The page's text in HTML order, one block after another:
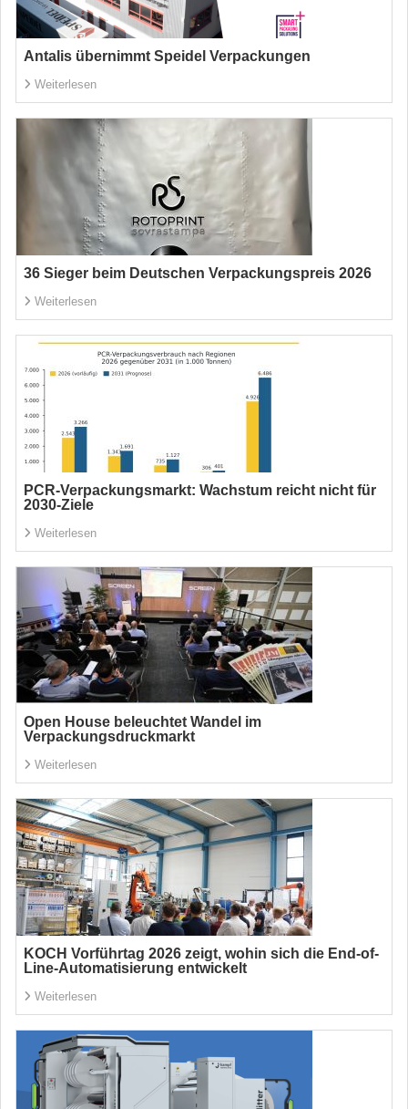
Antalis übernimmt Speidel Verpackungen
Weiterlesen
36 Sieger beim Deutschen Verpackungspreis 2026
Weiterlesen
PCR-Verpackungsmarkt: Wachstum reicht nicht für
2030-Ziele
Weiterlesen
Open House beleuchtet Wandel im
Verpackungsdruckmarkt
Weiterlesen
KOCH Vorführtag 2026 zeigt, wohin sich die End-of-
Line-Automatisierung entwickelt
Weiterlesen